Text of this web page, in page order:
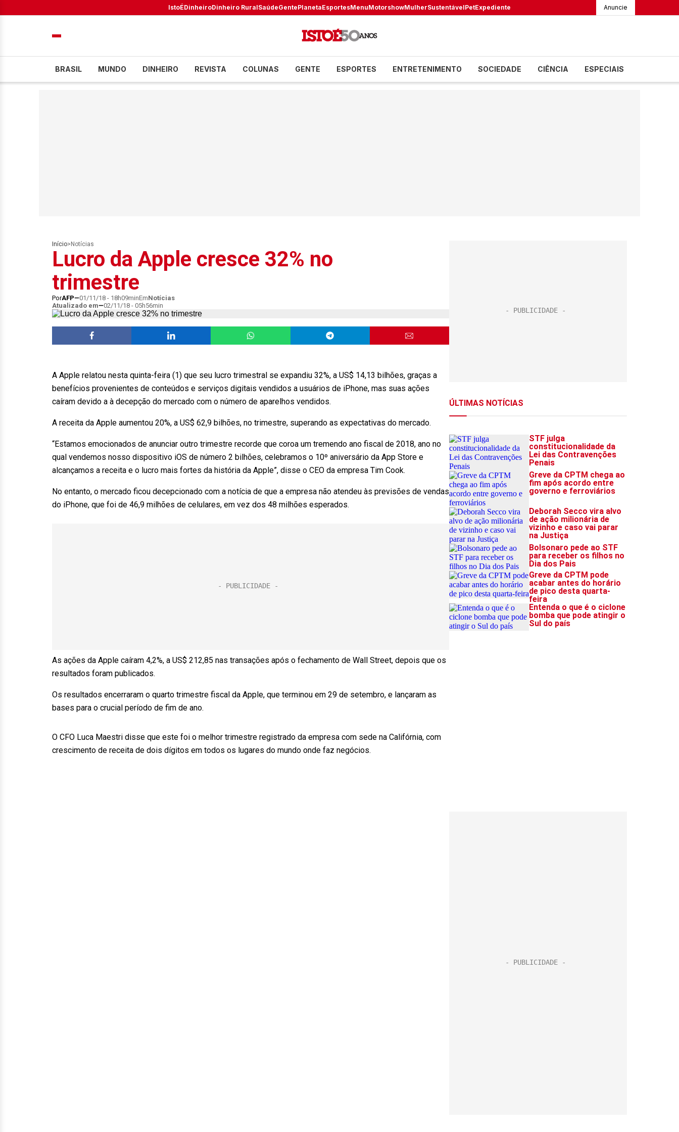
IstoÉDinheiroDinheiro RuralSaúdeGentePlanetaEsportesMenuMotorshowMulherSustentávelPetExpediente Anuncie
BRASIL MUNDO DINHEIRO REVISTA COLUNAS GENTE ESPORTES ENTRETENIMENTO SOCIEDADE CIÊNCIA ESPECIAIS
Início> Notícias
Lucro da Apple cresce 32% no
trimestre
PorAFP 01/11/18 - 18h09minEmNotícias
Atualizado em
02/11/18 - 05h56min
A Apple relatou nesta quinta-feira (1) que seu lucro trimestral se expandiu 32%, a US$ 14,13 bilhões, graças a
benefícios provenientes de conteúdos e serviços digitais vendidos a usuários de iPhone, mas suas ações
caíram devido a à decepção do mercado com o número de aparelhos vendidos.
A receita da Apple aumentou 20%, a US$ 62,9 bilhões, no trimestre, superando as expectativas do mercado.
“Estamos emocionados de anunciar outro trimestre recorde que coroa um tremendo ano fiscal de 2018, ano no
qual vendemos nosso dispositivo iOS de número 2 bilhões, celebramos o 10º aniversário da App Store e
alcançamos a receita e o lucro mais fortes da história da Apple”, disse o CEO da empresa Tim Cook.
No entanto, o mercado ficou decepcionado com a notícia de que a empresa não atendeu às previsões de vendas
do iPhone, que foi de 46,9 milhões de celulares, em vez dos 48 milhões esperados.
As ações da Apple caíram 4,2%, a US$ 212,85 nas transações após o fechamento de Wall Street, depois que os
resultados foram publicados.
Os resultados encerraram o quarto trimestre fiscal da Apple, que terminou em 29 de setembro, e lançaram as
bases para o crucial período de fim de ano.
O CFO Luca Maestri disse que este foi o melhor trimestre registrado da empresa com sede na Califórnia, com
crescimento de receita de dois dígitos em todos os lugares do mundo onde faz negócios.